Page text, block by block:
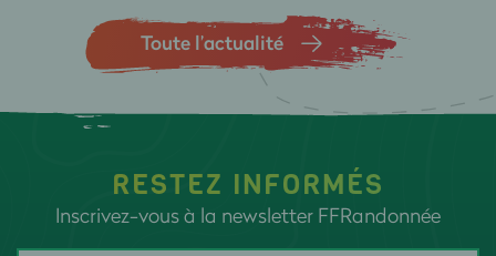
Toute l’actualité
RESTEZ INFORMÉS
Inscrivez-vous à la newsletter FFRandonnée